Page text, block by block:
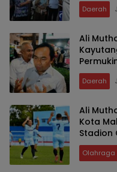
Daerah
Ali
Daerah
Ali
Kota
Stadion
Olahraga